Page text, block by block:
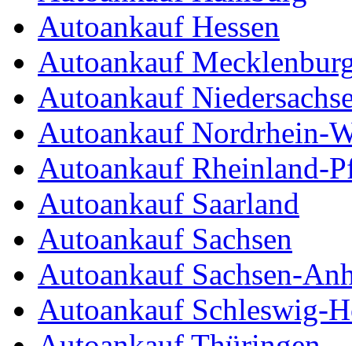
Autoankauf Hessen
Autoankauf
Autoankauf
Autoankauf Nordrhein-
Autoankauf Rheinland-
Autoankauf Saarland
Autoankauf Sachsen
Autoankauf Sachsen-
Autoankauf Schleswig-